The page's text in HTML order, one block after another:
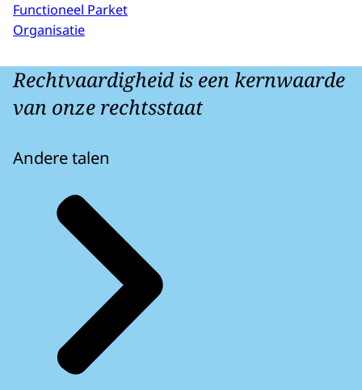
Functioneel Parket
Organisatie
Rechtvaardigheid is een kernwaarde
van onze rechtsstaat
Andere talen